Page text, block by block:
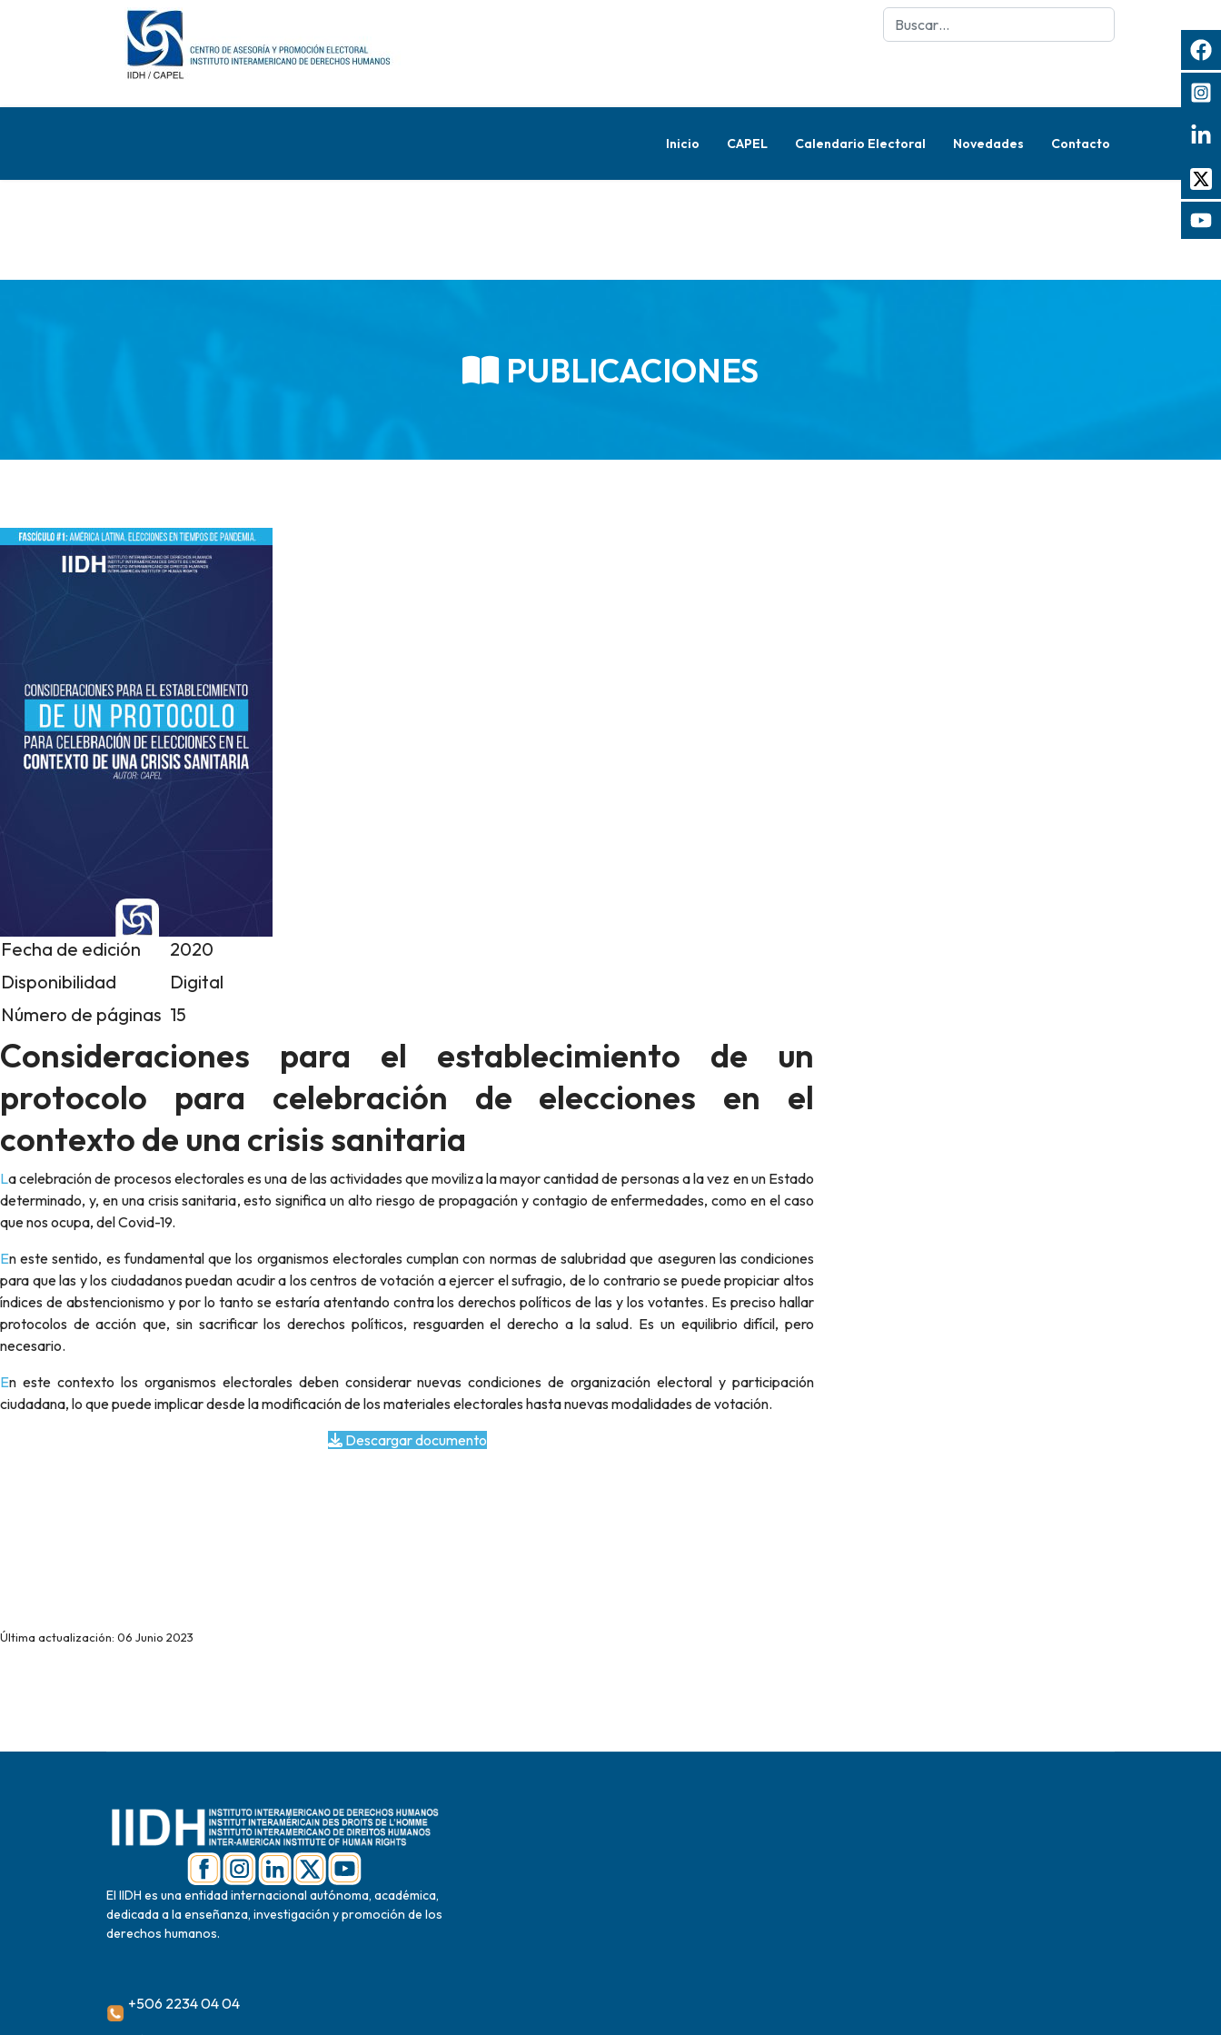
Buscar
Inicio CAPEL Calendario Electoral Novedades Contacto
PUBLICACIONES
Fecha de edición
2020
Disponibilidad
Digital
Número de páginas 15
Consideraciones para el establecimiento de un
protocolo para celebración de elecciones en el
contexto de una crisis sanitaria
La celebración de procesos electorales es una de las actividades que moviliza la mayor cantidad de personas a la vez en un Estado
determinado, y, en una crisis sanitaria, esto significa un alto riesgo de propagación y contagio de enfermedades, como en el caso
que nos ocupa, del Covid-19.
En este sentido, es fundamental que los organismos electorales cumplan con normas de salubridad que aseguren las condiciones
para que las y los ciudadanos puedan acudir a los centros de votación a ejercer el sufragio, de lo contrario se puede propiciar altos
índices de abstencionismo y por lo tanto se estaría atentando contra los derechos políticos de las y los votantes. Es preciso hallar
protocolos de acción que, sin sacrificar los derechos políticos, resguarden el derecho a la salud. Es un equilibrio difícil, pero
necesario.
En este contexto los organismos electorales deben considerar nuevas condiciones de organización electoral y participación
ciudadana, lo que puede implicar desde la modificación de los materiales electorales hasta nuevas modalidades de votación.
Descargar documento
Última actualización: 06 Junio 2023
El IIDH es una entidad internacional autónoma, académica,
dedicada a la enseñanza, investigación y promoción de los
derechos humanos.
+506 2234 04 04